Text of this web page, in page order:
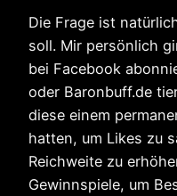
Die Frage ist
soll. Mir persönlich
bei Facebook
oder Baronbuff.de
diese einem
hatten, um Likes zu
Reichweite zu
Gewinnspiele, um